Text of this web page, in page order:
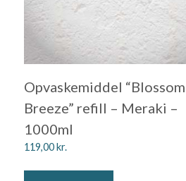
Opvaskemiddel “Blossom
Breeze” refill – Meraki –
1000ml
119,00kr.